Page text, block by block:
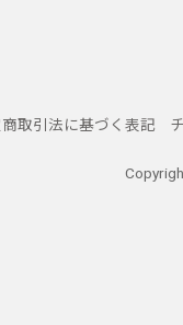
取引法に基づく表記